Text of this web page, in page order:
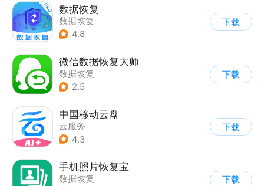
数据恢复
数据恢复
4.8
下载
微信数据恢复大师
数据恢复
2.5
下载
中国移动云盘
云服务
4.3
下载
手机照片恢复宝
数据恢复
下载